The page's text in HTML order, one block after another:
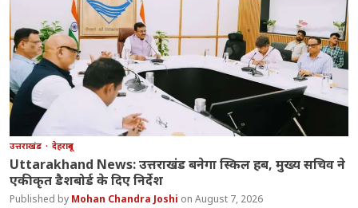
उत्तराखंड देहरादून
Uttarakhand News: उत्तराखंड बनेगा स्किल हब, मुख्य सचिव ने
एकीकृत डैशबोर्ड के दिए निर्देश
Mohan Chandra Joshi August 7, 2026